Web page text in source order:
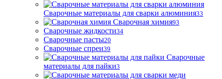
Сварочные материалы для сварки алюминия33
Сварочная химия93
Сварочные жидкости34
Сварочные пасты20
Сварочные спреи39
Сварочные
материалы для пайки3